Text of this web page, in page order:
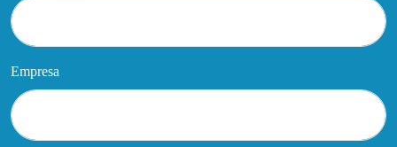
Empresa